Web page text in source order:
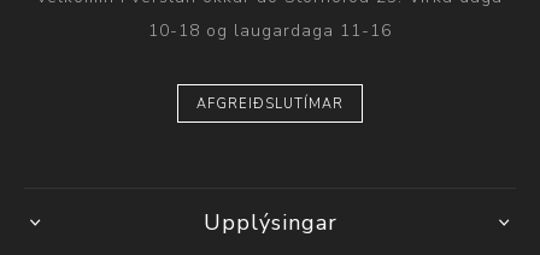
10-18 og laugardaga 11-16
AFGREIÐSLUTÍMAR
Upplýsingar